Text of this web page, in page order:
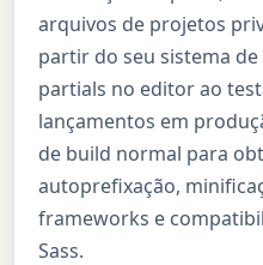
arquivos de projetos
partir do seu sistema
partials no editor ao
lançamentos em
de build normal para
autoprefixação,
frameworks e
Sass.